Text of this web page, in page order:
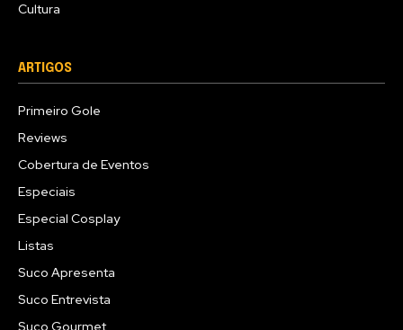
Cultura
ARTIGOS
Primeiro Gole
Reviews
Cobertura de Eventos
Especiais
Especial Cosplay
Listas
Suco Apresenta
Suco Entrevista
Suco Gourmet